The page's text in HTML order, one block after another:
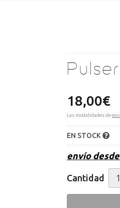
18,00€
Las modalidades de
EN STOCK
envío desde
Cantidad